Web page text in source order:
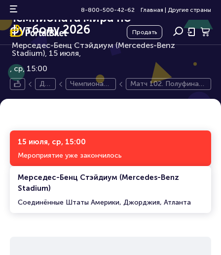
8-800-500-42-62 Главная Другие страны
Продать
Матч 102. Полуфинал
чемпионата мира по
футболу 2026
Мерседес-Бенц Стэйдиум (Mercedes-Benz
Stadium), 15 июля,
0+
ср, 15:00
Др
Чемпионат
Матч 102. Полуфинал
15 июля, ср, 15:00
Мероприятие уже закончилось
Мерседес-Бенц Стэйдиум (Mercedes-Benz
Stadium)
Соединённые Штаты Америки, Джорджия, Атланта